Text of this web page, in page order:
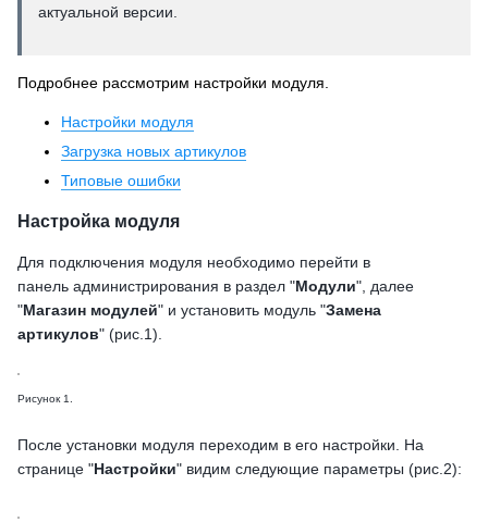
актуальной версии.
Подробнее рассмотрим настройки модуля.
Настройки модуля
Загрузка новых артикулов
Типовые ошибки
Настройка модуля
Для подключения модуля необходимо перейти в
панель администрирования в раздел "Модули", далее
"Магазин модулей" и установить модуль "Замена
артикулов" (рис.1).
Рисунок 1.
После установки модуля переходим в его настройки. На
странице "Настройки" видим следующие параметры (рис.2):